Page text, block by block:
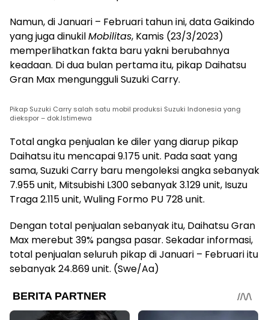
Namun, di Januari – Februari tahun ini, data Gaikindo
yang juga dinukilMobilitas, Kamis (23/3/2023)
memperlihatkan fakta baru yakni berubahnya
keadaan. Di dua bulan pertama itu, pikap Daihatsu
Gran Max mengungguli Suzuki Carry.
Pikap Suzuki Carry salah satu mobil produksi Suzuki Indonesia yang
diekspor – dok.Istimewa
Total angka penjualan ke diler yang diarup pikap
Daihatsu itu mencapai 9.175 unit. Pada saat yang
sama, Suzuki Carry baru mengoleksi angka sebanyak
7.955 unit, Mitsubishi L300 sebanyak 3.129 unit, Isuzu
Traga 2.115 unit, Wuling Formo PU 728 unit.
Dengan total penjualan sebanyak itu, Daihatsu Gran
Max merebut 39% pangsa pasar. Sekadar informasi,
total penjualan seluruh pikap di Januari – Februari itu
sebanyak 24.869 unit. (Swe/Aa)